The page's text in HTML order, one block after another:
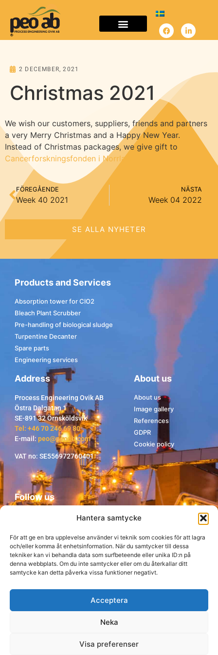
Hantera samtycke
För att ge en bra upplevelse använder vi teknik som cookies för att lagra
och/eller komma åt enhetsinformation. När du samtycker till dessa
tekniker kan vi behandla data som surfbeteende eller unika ID:n på
denna webbplats. Om du inte samtycker eller om du återkallar ditt
samtycke kan detta påverka vissa funktioner negativt.
Acceptera
Neka
Visa preferenser
2 DECEMBER, 2021
Christmas 2021
We wish our customers, suppliers, friends and partners
a very Merry Christmas and a Happy New Year.
Instead of Christmas packages, we give gift to
Cancerforskningsfonden i Norrland.
FÖREGÅENDE
Week 40 2021
NÄSTA
Week 04 2022
SE ALLA NYHETER
Products and Services
Absorption tower for ClO2
Bleach Plant Scrubber
Pre-handling of biological sludge
Turpentine Decanter
Spare parts
Engineering services
Address
Process Engineering Ovik AB
Östra Dalgatan 1
SE-891 32 Örnsköldsvik
Tel: +46 70 246 69 80
E-mail: peo@peoab.com
VAT no: SE556972760401
About us
About us
Image gallery
References
GDPR
Cookie policy
Follow us